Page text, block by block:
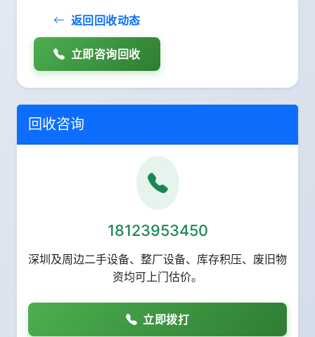
返回回收动态
立即咨询回收
回收咨询
18123953450
深圳及周边二手设备、整厂设备、库存积压、废旧物
资均可上门估价。
立即拨打